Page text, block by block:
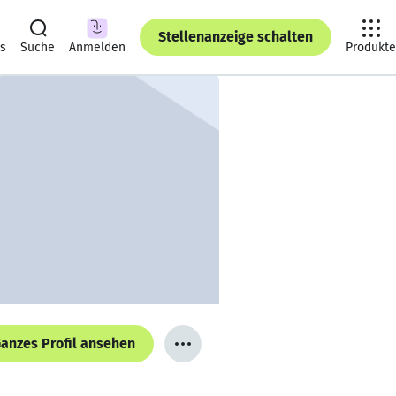
Suche Anmelden
Stellenanzeige schalten
Produkte
Profil ansehen